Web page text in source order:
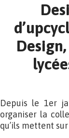
Depuis le 1er
organiser la
qu’ils mettent